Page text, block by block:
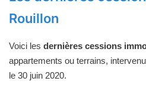
Rouillon
Voici les dernières cessions
appartements ou terrains,
le 30 juin 2020.